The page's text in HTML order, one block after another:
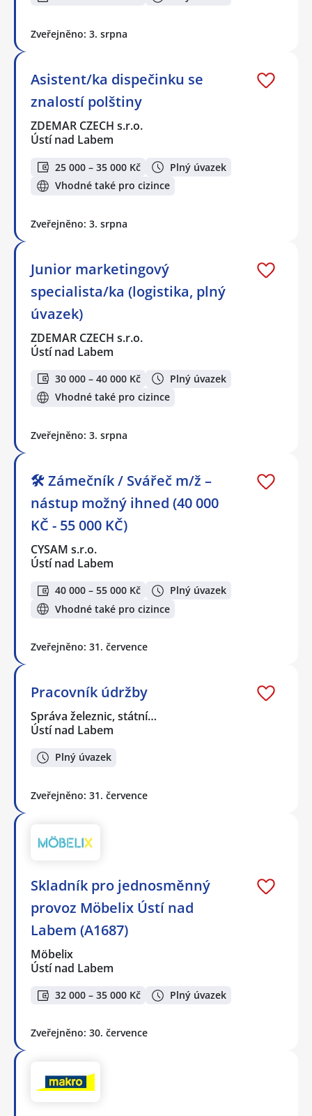
Zveřejněno: 3. srpna
Asistent/ka dispečinku se
znalostí polštiny
ZDEMAR CZECH s.r.o.
Ústí nad Labem
25 000 – 35 000 Kč
Plný úvazek
Vhodné také pro cizince
Zveřejněno: 3. srpna
Junior marketingový
specialista/ka (logistika, plný
úvazek)
ZDEMAR CZECH s.r.o.
Ústí nad Labem
30 000 – 40 000 Kč
Plný úvazek
Vhodné také pro cizince
Zveřejněno: 3. srpna
🛠️ Zámečník / Svářeč m/ž –
nástup možný ihned (40 000
KČ - 55 000 KČ)
CYSAM s.r.o.
Ústí nad Labem
40 000 – 55 000 Kč
Plný úvazek
Vhodné také pro cizince
Zveřejněno: 31. července
Pracovník údržby
Správa železnic, státní…
Ústí nad Labem
Plný úvazek
Zveřejněno: 31. července
Skladník pro jednosměnný
provoz Möbelix Ústí nad
Labem (A1687)
Möbelix
Ústí nad Labem
32 000 – 35 000 Kč Plný úvazek
Zveřejněno: 30. července